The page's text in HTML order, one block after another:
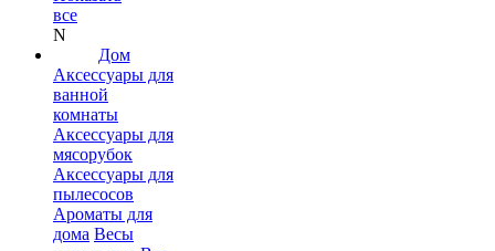
все
N
Дом
Аксессуары для
ванной
комнаты
Аксессуары для
мясорубок
Аксессуары для
пылесосов
Ароматы для
дома Весы